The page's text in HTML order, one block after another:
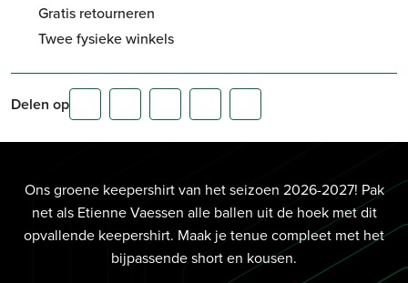
Gratis retourneren
Twee fysieke winkels
Delen op
Ons groene keepershirt van het seizoen 2026-2027! Pak
net als Etienne Vaessen alle ballen uit de hoek met dit
opvallende keepershirt. Maak je tenue compleet met het
bijpassende short en kousen.